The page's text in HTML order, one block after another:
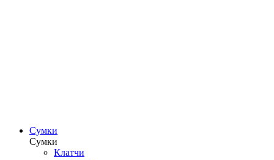
Сумки
Сумки
Клатчи